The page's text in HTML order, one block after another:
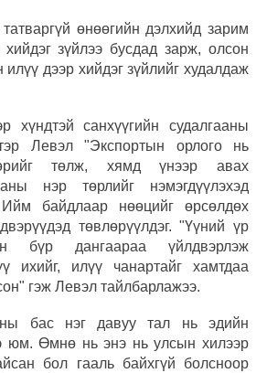
өнөөгийн дэлхийд зарим
зүйлээ бусдад зарж, олсон
дээр хийдэг зүйлийг худалдаж
хүндтэй санхүүгийн судалгааны
Левэл "Экспортын орлого нь
төлж, хямд үнээр авах
нэр төрлийг нэмэгдүүлэхэд
Ийм байдлаар нөөцийг өрсөлдөх
төвлөрүүлдэг. "Үүний үр
бүр дангаараа үйлдвэрлэж
ихийг, илүү чанартайг хамтдаа
гэж Левэл тайлбарлажээ.
бас нэг давуу тал нь эдийн
юм. Өмнө нь энэ нь улсын хилээр
бол гааль байхгүй болсноор